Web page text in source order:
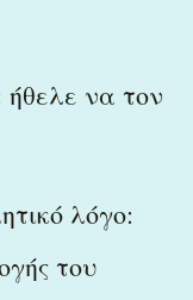
να τον
λόγο:
του